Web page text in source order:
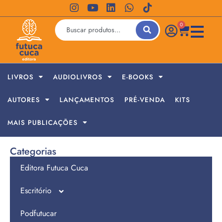
0
LIVROS AUDIOLIVROS E-BOOKS
AUTORES LANÇAMENTOS PRÉ-VENDA KITS
MAIS PUBLICAÇÕES
Categorias
Editora Futuca Cuca
Escritório
Jornada de Empreendedores
Podfutucar